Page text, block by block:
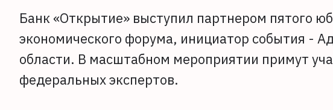
Банк «Открытие» выступил партнером пятого
экономического форума, инициатор события -
области. В масштабном мероприятии примут
федеральных экспертов.